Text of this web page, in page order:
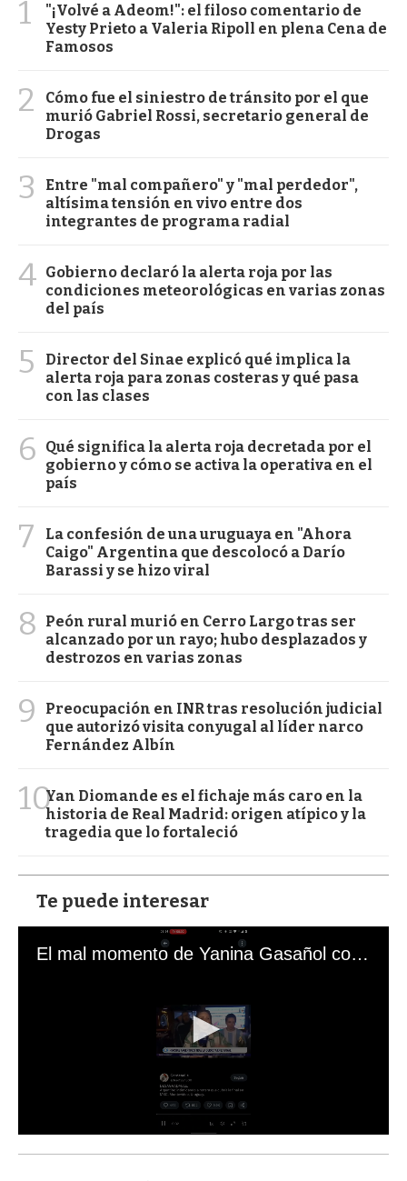
1
"¡Volvé a Adeom!": el filoso comentario de
Yesty Prieto a Valeria Ripoll en plena Cena de
Famosos
2
Cómo fue el siniestro de tránsito por el que
murió Gabriel Rossi, secretario general de
Drogas
3
Entre "mal compañero" y "mal perdedor",
altísima tensión en vivo entre dos
integrantes de programa radial
4 Gobierno declaró la alerta roja por las
condiciones meteorológicas en varias zonas
del país
5
Director del Sinae explicó qué implica la
alerta roja para zonas costeras y qué pasa
con las clases
6
Qué significa la alerta roja decretada por el
gobierno y cómo se activa la operativa en el
país
7
La confesión de una uruguaya en "Ahora
Caigo" Argentina que descolocó a Darío
Barassi y se hizo viral
8
Peón rural murió en Cerro Largo tras ser
alcanzado por un rayo; hubo desplazados y
destrozos en varias zonas
9
Preocupación en INR tras resolución judicial
que autorizó visita conyugal al líder narco
Fernández Albín
10Yan Diomande es el fichaje más caro en la
historia de Real Madrid: origen atípico y la
tragedia que lo fortaleció
Te puede interesar
El mal momento de Yanina Gasañol con un hincha argentino en "Subrayado"
s